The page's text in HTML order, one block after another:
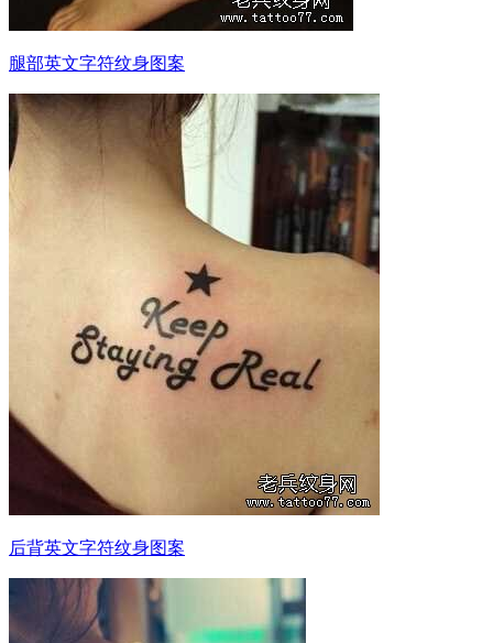
腿部英文字符纹身图案
后背英文字符纹身图案